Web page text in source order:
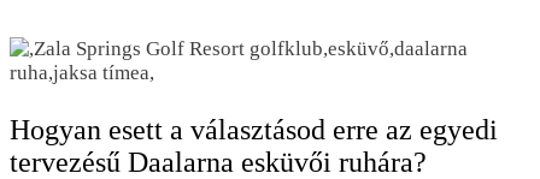
Hogyan esett a választásod erre az egyedi
tervezésű Daalarna esküvői ruhára?